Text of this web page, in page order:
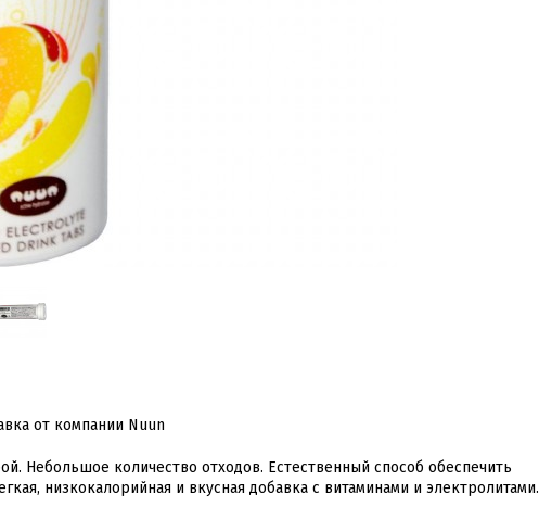
от компании Nuun
Небольшое количество отходов. Естественный способ обеспечить
низкокалорийная и вкусная добавка с витаминами и электролитами.